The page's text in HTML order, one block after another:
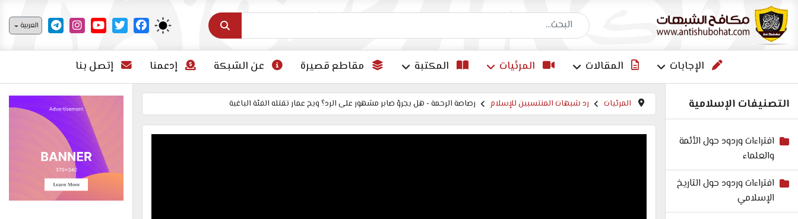
البحث عن إجابات اختر لغتك
العربية
الإجابات المقالات المرئيات المكتبة مقاطع قصيرة عن الشبكة إدعمنا إتصل بنا
التصنيفات الإسلامية
افتراءات وردود حول الأئمة
والعلماء
افتراءات وردود حول التاريخ
الإسلامي
المرئيات رد شبهات المنتسبين للإسلام رصاصة الرحمة - هل يجرؤ صابر مشهور على الرد؟ ويح عمار تقتله الفئة الباغية